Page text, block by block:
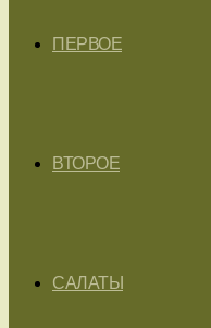
ПЕРВОЕ
ВТОРОЕ
САЛАТЫ